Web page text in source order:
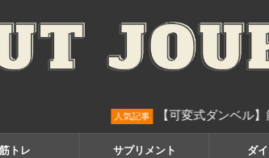
【可変式ダンベル】筋トレの
筋トレ サプリメント ダ